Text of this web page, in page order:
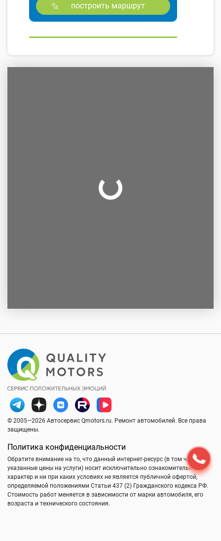
построить маршрут
© 2005—2026 Автосервис Qmotors.ru. Ремонт автомобилей. Все права
защищены.
Политика конфиденциальности
Обратите внимание на то, что данный интернет-ресурс (в том числе
указанные цены на услуги) носит исключительно ознакомительный
характер и ни при каких условиях не является публичной офертой,
определяемой положениями Статьи 437 (2) Гражданского кодекса РФ.
Стоимость работ меняется в зависимости от марки автомобиля, его
возраста и технического состояния.